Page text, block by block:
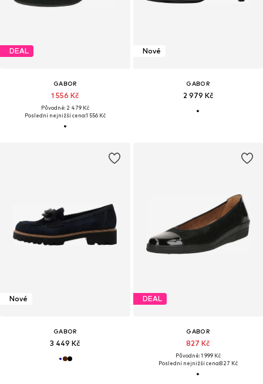
DEAL
GABOR
1 556 Kč
Původně: 2 479 Kč
Poslední nejnižší cena:1 556 Kč
Nové
GABOR
2 979 Kč
Nové
GABOR
3 449 Kč
DEAL
GABOR
827 Kč
Původně: 1 999 Kč
Poslední nejnižší cena:827 Kč